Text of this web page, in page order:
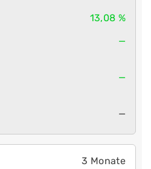
13,08 %
—
—
—
3 Monate